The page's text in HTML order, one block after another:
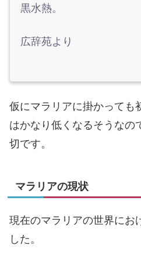
黒水熱。
広辞苑より
仮にマラリアに掛かっても
はかなり低くなるそうなの
切です。
マラリアの現状
現在のマラリアの世界にお
した。